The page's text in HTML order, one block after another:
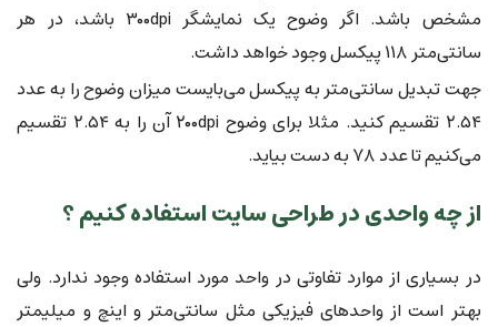
مشخص باشد. اگر وضوح یک نمایشگر ۳۰۰dpi باشد، در هر
سانتی‌متر ۱۱۸ پیکسل وجود خواهد داشت.
جهت تبدیل سانتی‌متر به پیکسل می‌بایست میزان وضوح را به عدد
۲.۵۴ تقسیم کنید. مثلا برای وضوح ۲۰۰dpi آن را به ۲.۵۴ تقسیم
می‌کنیم تا عدد ۷۸ به دست بیاید.
از چه واحدی در طراحی سایت استفاده کنیم ؟
در بسیاری از موارد تفاوتی در واحد مورد استفاده وجود ندارد. ولی
بهتر است از واحدهای فیزیکی مثل سانتی‌متر و اینچ و میلیمتر